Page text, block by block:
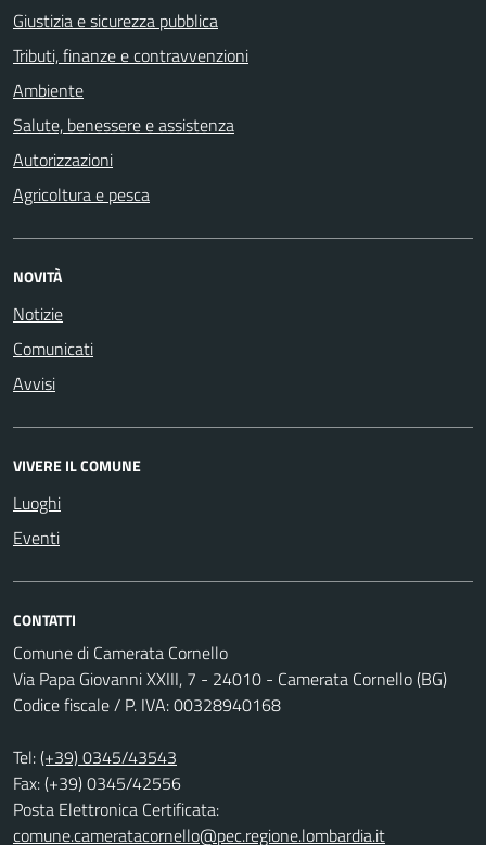
Giustizia e sicurezza pubblica
Tributi, finanze e contravvenzioni
Ambiente
Salute, benessere e assistenza
Autorizzazioni
Agricoltura e pesca
NOVITÀ
Notizie
Comunicati
Avvisi
VIVERE IL COMUNE
Luoghi
Eventi
CONTATTI
Comune di Camerata Cornello
Via Papa Giovanni XXIII, 7 - 24010 - Camerata Cornello (BG)
Codice fiscale / P. IVA: 00328940168
Tel:(+39) 0345/43543
Fax: (+39) 0345/42556
Posta Elettronica Certificata:
comune.cameratacornello@pec.regione.lombardia.it